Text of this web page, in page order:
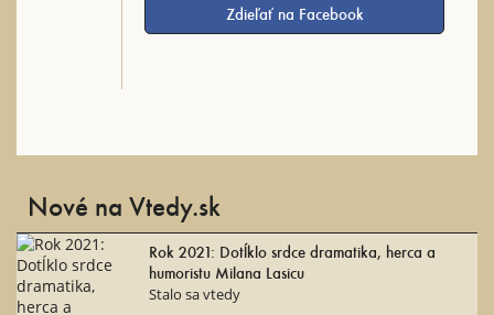
Zdieľať na Facebook
Nové na Vtedy.sk
Rok 2021: Dotĺklo srdce dramatika, herca a
humoristu Milana Lasicu
Stalo sa vtedy